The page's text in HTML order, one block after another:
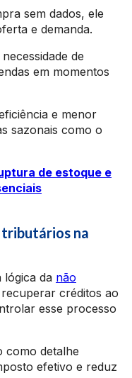
sem dados, ele
e demanda.
de
em momentos
e menor
sazonais como o
de estoque e
na
lógica da não
créditos ao
esse processo
como detalhe
efetivo e reduz